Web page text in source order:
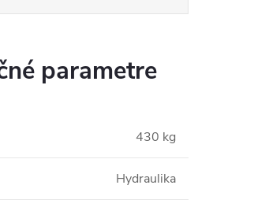
parametre
430 kg
Hydraulika